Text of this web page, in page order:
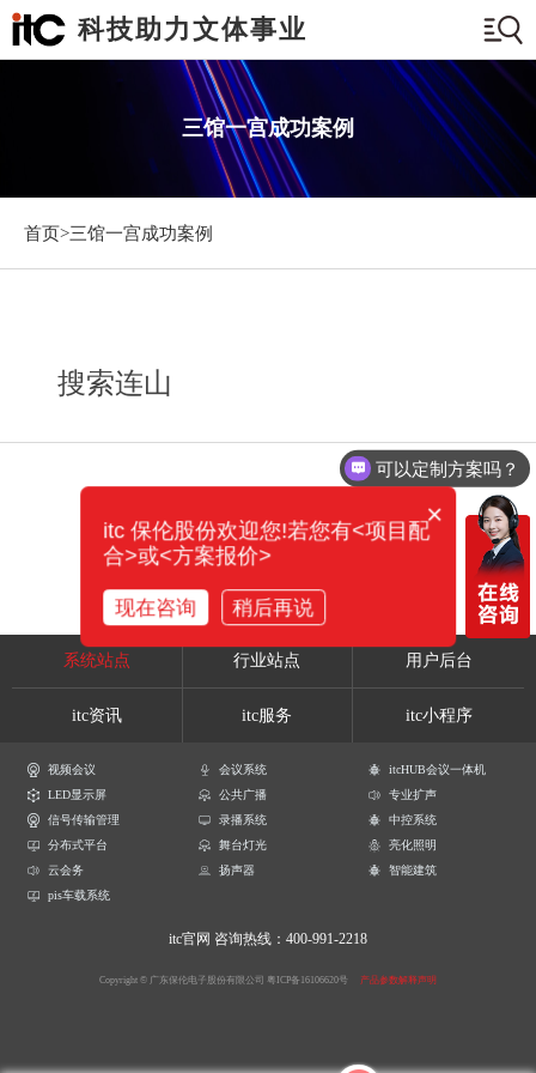
科技助力文体事业
三馆一宫成功案例
首页>三馆一宫成功案例
搜索连山
系统站点 行业站点 用户后台
itc资讯 itc服务 itc小程序
视频会议 会议系统
itcHUB会议一体机
LED显示屏
公共广播
专业扩声
信号传输管理
录播系统
中控系统
分布式平台
舞台灯光
亮化照明
云会务
扬声器
智能建筑
pis车载系统
itc官网 咨询热线：400-991-2218
Copyright © 广东保伦电子股份有限公司 粤ICP备16106620号 产品参数解释声明
可以定制方案吗？
×
itc 保伦股份欢迎您!若您有<项目配
合>或<方案报价>
现在咨询 稍后再说